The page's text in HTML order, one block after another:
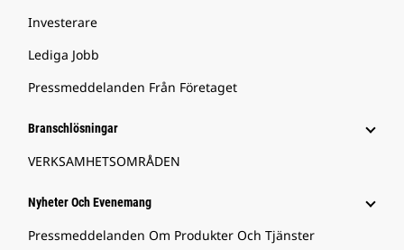
Investerare
Lediga Jobb
Pressmeddelanden Från Företaget
Branschlösningar
VERKSAMHETSOMRÅDEN
Nyheter Och Evenemang
Pressmeddelanden Om Produkter Och Tjänster